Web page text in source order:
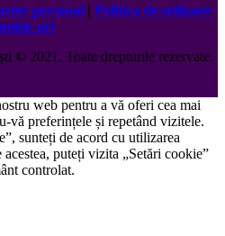
personal | Politica de utilizare
uri
©️2021. Toate drepturile rezervate.
web pentru a vă oferi cea mai
vă preferințele și repetând vizitele.
sunteți de acord cu utilizarea
puteți vizita „Setări cookie”
controlat.